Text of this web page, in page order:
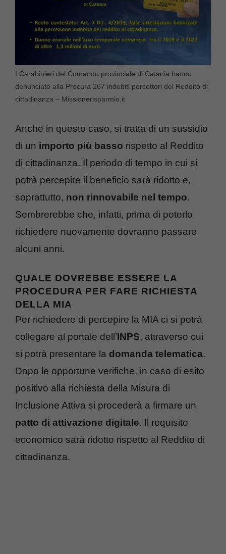
I Carabinieri del Comando provinciale di Catania hanno
denunciato alla Procura 267 indebiti percettori del Reddito di
cittadinanza – Missionerisparmio.it
Anche in questo caso, si tratta di un sussidio
di un importo più basso rispetto al Reddito
di cittadinanza. Il periodo di tempo in cui si
potrà percepire il beneficio sarà ridotto e,
soprattutto, non rinnovabile nel tempo.
Sembrerebbe che, infatti, prima di poterlo
richiedere nuovamente dovranno passare
alcuni anni.
QUALE DOVREBBE ESSERE LA
PROCEDURA PER FARE RICHIESTA
DELLA MIA
Per richiedere di percepire la MIA ci si potrà
collegare al portale dell’INPS, attraverso cui
si potrà presentare la domanda telematica.
Dopo le opportune verifiche, in caso di esito
positivo alla richiesta della Misura di
Inclusione Attiva si procederà a firmare un
patto di attivazione digitale. Il requisito
economico sarà ridotto rispetto al Reddito di
cittadinanza.